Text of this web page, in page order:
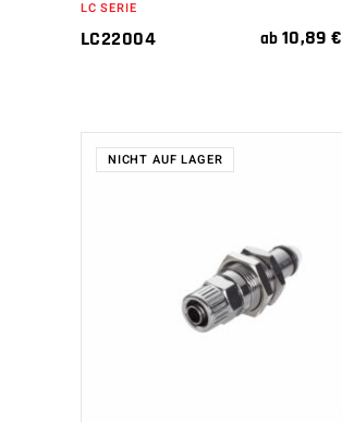
LC SERIE
LC22004 ab 10,89€
NICHT AUF LAGER
WEITERLESEN